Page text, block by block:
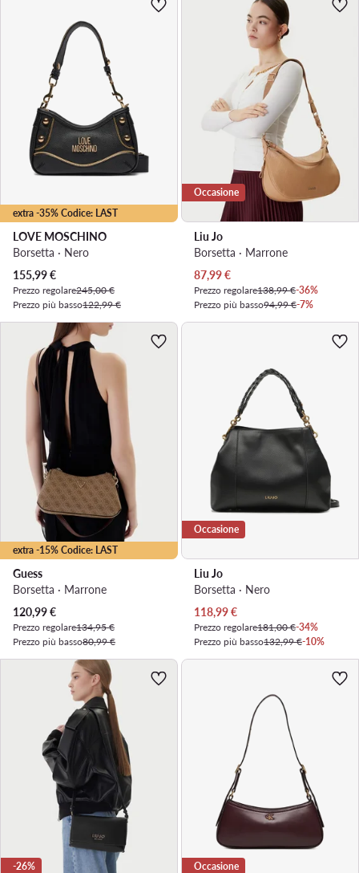
extra -35% Codice: LAST
LOVE MOSCHINO
Borsetta · Nero
Prezzo attuale
155,99€
Prezzo regolare245,00 €
Prezzo più basso122,99 €
Occasione
Liu Jo
Borsetta · Marrone
Prezzo attuale
87,99€
Prezzo regolare138,99 €-36%
Prezzo più basso94,99 €-7%
extra -15% Codice: LAST
Guess
Borsetta · Marrone
Prezzo attuale
120,99€
Prezzo regolare134,95 €
Prezzo più basso80,99 €
Occasione
Liu Jo
Borsetta · Nero
Prezzo attuale
118,99€
Prezzo regolare181,00 €-34%
Prezzo più basso132,99 €-10%
-26% Occasione